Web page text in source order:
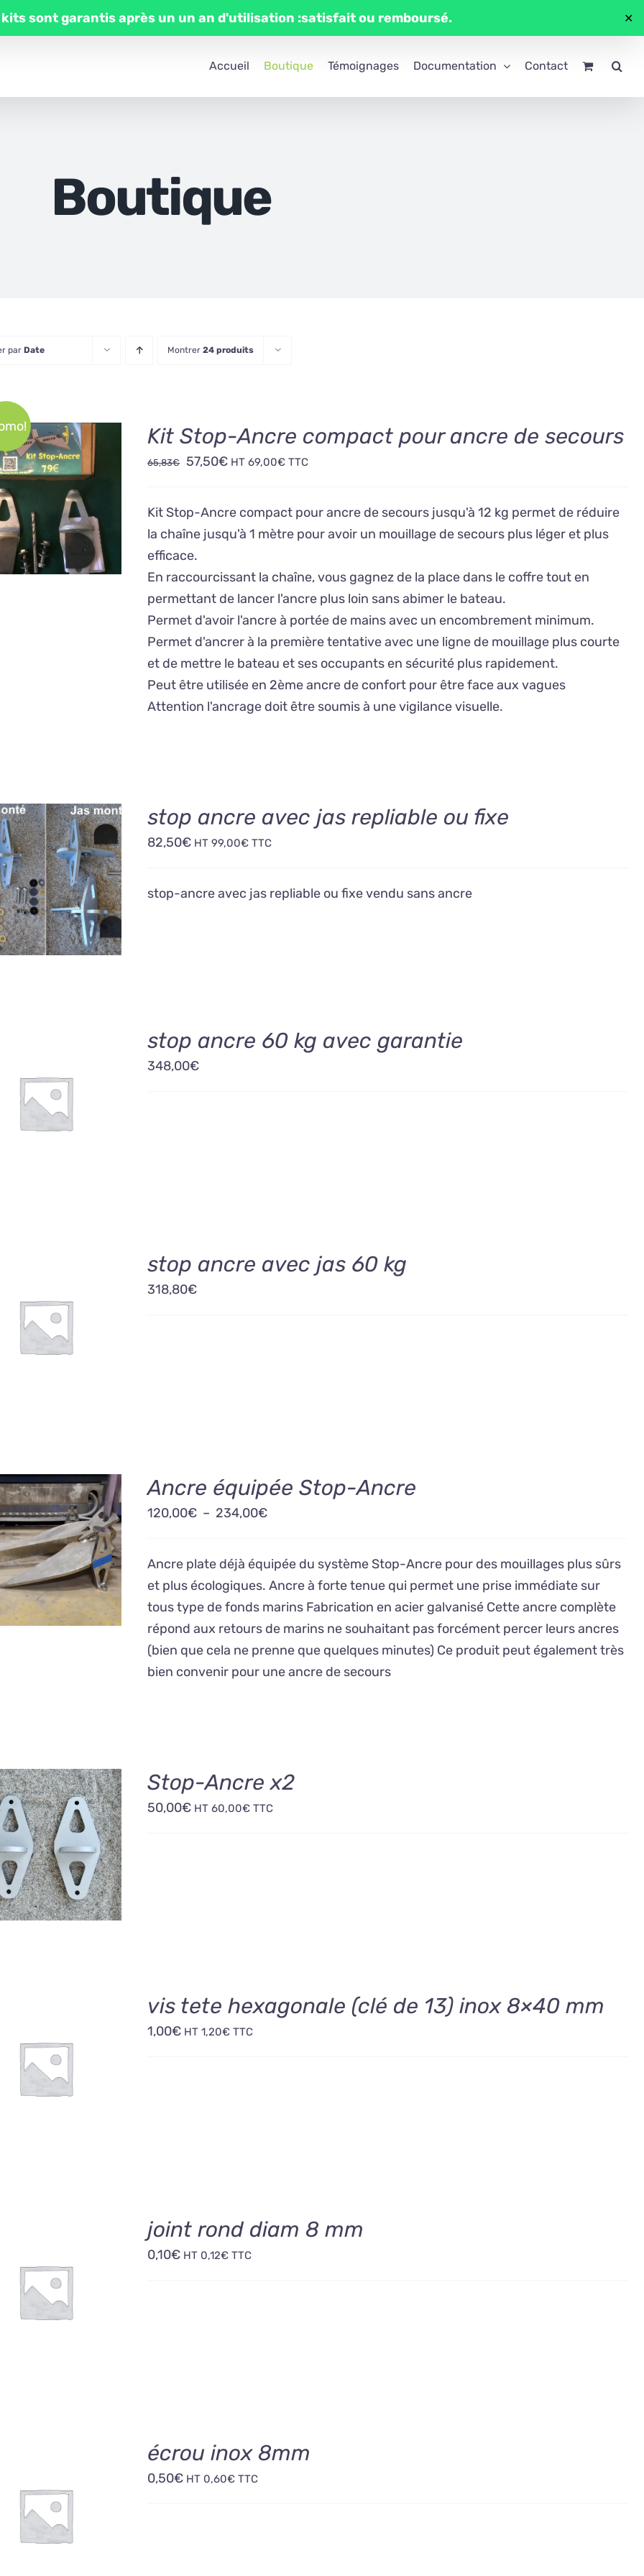
kits sont garantis après un un an d'utilisation :satisfait ou remboursé. ✕
Accueil Boutique Témoignages Documentation Contact
Boutique
par Date Montrer 24 produits
AU PANIER
/
DÉTAILS
Kit Stop-Ancre compact pour ancre de secours
65,83€
Le
initial
était :
57,50€Le
est :
HT69,00€ TTC
Kit Stop-Ancre compact pour ancre de secours jusqu'à 12 kg permet de réduire
la chaîne jusqu'à 1 mètre pour avoir un mouillage de secours plus léger et plus
efficace.
En raccourcissant la chaîne, vous gagnez de la place dans le coffre tout en
permettant de lancer l'ancre plus loin sans abimer le bateau.
Permet d'avoir l'ancre à portée de mains avec un encombrement minimum.
Permet d'ancrer à la première tentative avec une ligne de mouillage plus courte
et de mettre le bateau et ses occupants en sécurité plus rapidement.
Peut être utilisée en 2ème ancre de confort pour être face aux vagues
Attention l'ancrage doit être soumis à une vigilance visuelle.
AU PANIER
/
DÉTAILS
stop ancre avec jas repliable ou fixe
82,50€ HT99,00€ TTC
stop-ancre avec jas repliable ou fixe vendu sans ancre
AU PANIER
DÉTAILS
stop ancre 60 kg avec garantie
348,00€
AU PANIER
DÉTAILS
stop ancre avec jas 60 kg
318,80€
DES OPTIONS
CE
PRODUIT
A
PLUSIEURS
VARIATIONS.
PRODUIT
/ DÉTAILS
Ancre équipée Stop-Ancre
120,00€ – 234,00€Plage
prix :
120,00€
234,00€
Ancre plate déjà équipée du système Stop-Ancre pour des mouillages plus sûrs
et plus écologiques. Ancre à forte tenue qui permet une prise immédiate sur
tous type de fonds marins Fabrication en acier galvanisé Cette ancre complète
répond aux retours de marins ne souhaitant pas forcément percer leurs ancres
(bien que cela ne prenne que quelques minutes) Ce produit peut également très
bien convenir pour une ancre de secours
AU PANIER
/
DÉTAILS
Stop-Ancre x2
50,00€ HT60,00€ TTC
AU PANIER
DÉTAILS
vis tete hexagonale (clé de 13) inox 8×40 mm
1,00€ HT1,20€ TTC
AU PANIER
DÉTAILS
joint rond diam 8 mm
0,10€ HT 0,12€ TTC
AU PANIER
DÉTAILS
écrou inox 8mm
0,50€ HT 0,60€ TTC